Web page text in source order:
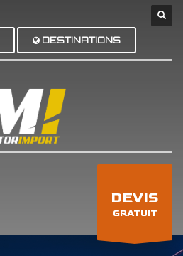
DESTINATIONS
DEVIS
GRATUIT